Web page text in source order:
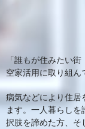
「誰もが住みたい
空家活用に取り組ん
病気などにより住居
ます。一人暮らし
択肢を諦めた方、そ